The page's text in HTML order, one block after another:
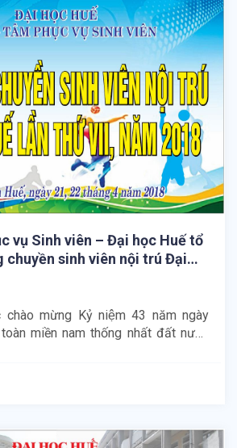
vụ Sinh viên – Đại học Huế tổ
chuyền sinh viên nội trú Đại
năm 2018.
chào mừng Kỷ niệm 43 năm ngày
miền nam thống nhất đất nước
lưu trong sinh viên các khu nội
21 và 22 tháng 4 năm 2018.